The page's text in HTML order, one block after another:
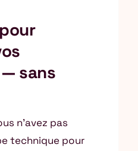
sans
n’avez pas
technique pour